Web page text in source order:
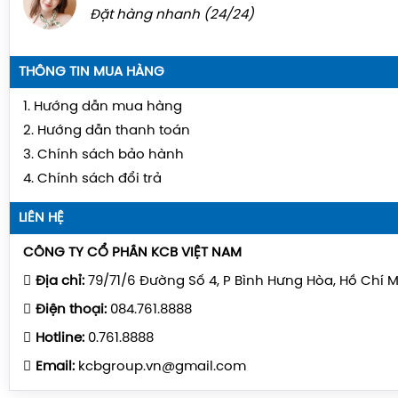
Đặt hàng nhanh (24/24)
THÔNG TIN MUA HÀNG
1. Hướng dẫn mua hàng
2. Hướng dẫn thanh toán
3. Chính sách bảo hành
4. Chính sách đổi trả
LIÊN HỆ
CÔNG TY CỔ PHẦN KCB VIỆT NAM
Địa chỉ: 79/71/6 Đường Số 4, P Bình Hưng Hòa, Hồ Chí
Điện thoại: 084.761.8888
Hotline: 0.761.8888
Email: kcbgroup.vn@gmail.com